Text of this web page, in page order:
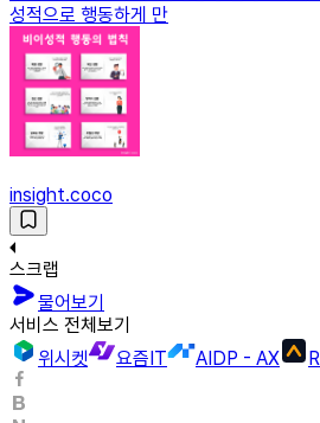
성적으로 행동하게 만
insight.coco
스크랩
물어보기
서비스 전체보기
위시켓
요즘IT AIDP - AX